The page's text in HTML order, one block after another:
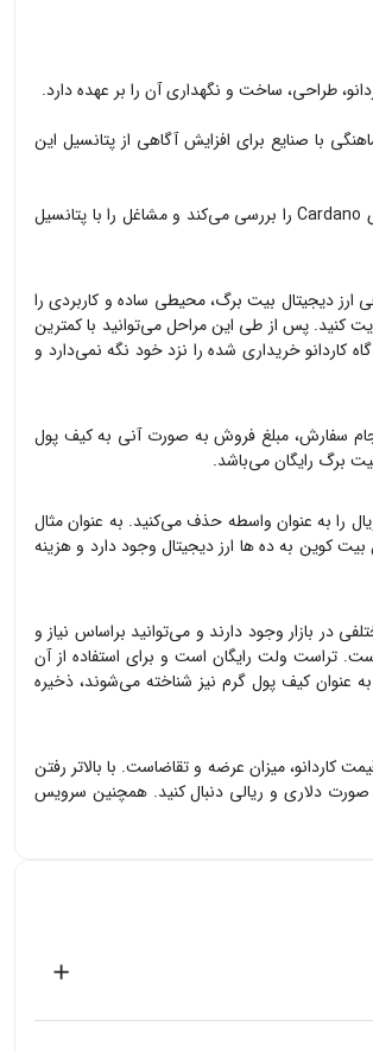
با صنایع برای افزایش آگاهی از پتانسیل این
Cardanoرا بررسی می‌کند و مشاغل را با پتانسیل
ارز دیجیتال بیت برگ، محیطی ساده و کاربردی را
کنید. پس از طی این مراحل می‌توانید با کمترین
کاردانو خریداری شده را نزد خود نگه نمی‌دارد و
سفارش، مبلغ فروش به صورت آنی به کیف پول
برگ رایگان می‌باشد.
را به عنوان واسطه حذف می‌کنید. به عنوان مثال
بیت کوین به ده ها ارز دیجیتال وجود دارد و هزینه
در بازار وجود دارند و می‌توانید براساس نیاز و
تراست ولت رایگان است و برای استفاده از آن
عنوان کیف پول گرم نیز شناخته می‌شوند، ذخیره
قیمتکاردانو، میزان عرضه و تقاضاست. با بالاتر رفتن
صورت دلاری و ریالی دنبال کنید. همچنین سرویس